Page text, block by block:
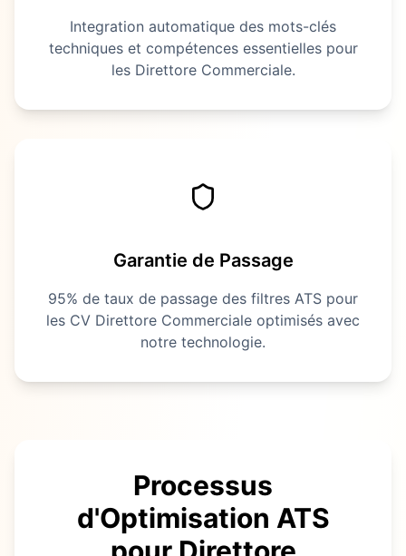
Integration automatique des mots-clés
techniques et compétences essentielles pour
les Direttore Commerciale.
Garantie de Passage
95% de taux de passage des filtres ATS pour
les CV Direttore Commerciale optimisés avec
notre technologie.
Processus
d'Optimisation ATS